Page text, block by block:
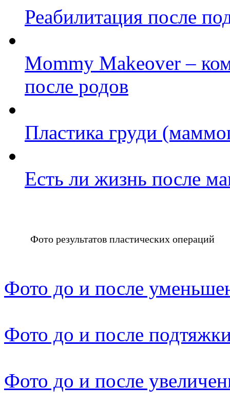
Реабилитация после
Mommy Makeover –
после родов
Пластика груди
Есть ли жизнь после
Фото результатов пластических операций
Фото до и после
Фото до и после
Фото до и после